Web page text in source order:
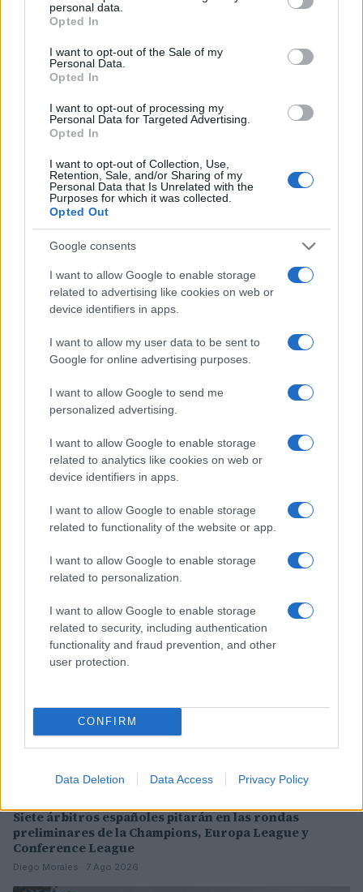
grant or deny consent to Google and its third-party tags to
use your data for below specified purposes in below Google
consent section.
personal data.
Opted In
I want to opt-out of the Sale of my
Personal Data.
Opted In
I want to opt-out of processing my
Personal Data for Targeted Advertising.
Opted In
I want to opt-out of Collection, Use,
Retention, Sale, and/or Sharing of my
Personal Data that Is Unrelated with the
Purposes for which it was collected.
Opted Out
Google consents
I want to allow Google to enable storage
related to advertising like cookies on web or
device identifiers in apps.
I want to allow my user data to be sent to
Google for online advertising purposes.
I want to allow Google to send me
personalized advertising.
I want to allow Google to enable storage
related to analytics like cookies on web or
device identifiers in apps.
I want to allow Google to enable storage
related to functionality of the website or app.
I want to allow Google to enable storage
related to personalization.
I want to allow Google to enable storage
related to security, including authentication
functionality and fraud prevention, and other
user protection.
CONFIRM
Data Deletion Data Access Privacy Policy
grabados en sus ojos, pero también en sus
corazones.
AUTOR
Redacción Viajar365.com
Sigue leyendo
Siete árbitros españoles pitarán en las rondas
preliminares de la Champions, Europa League y
Conference League
Diego Morales · 7 Ago 2026